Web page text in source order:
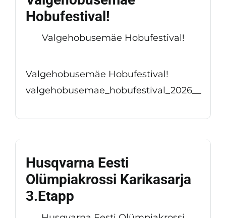
Hobufestival!
Valgehobusemäe Hobufestival!
Valgehobusemäe Hobufestival!
valgehobusemae_hobufestival_2026__
Husqvarna Eesti
Olümpiakrossi Karikasarja
3.etapp